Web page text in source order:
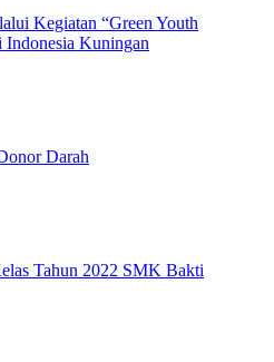
Kegiatan “Green Youth
Kuningan
Darah
Tahun 2022 SMK Bakti